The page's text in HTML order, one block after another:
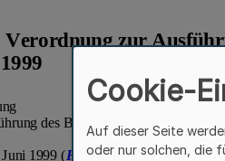
Cookie-
Auf dieser Seite
oder nur solchen, die